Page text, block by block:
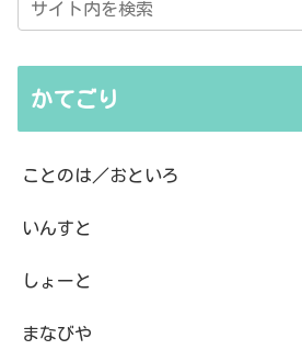
かてごり
ことのは／おといろ
いんすと
しょーと
まなびや